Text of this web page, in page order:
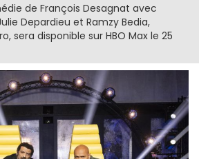
de François Desagnat avec
Depardieu et Ramzy Bedia,
sera disponible sur HBO Max le 25